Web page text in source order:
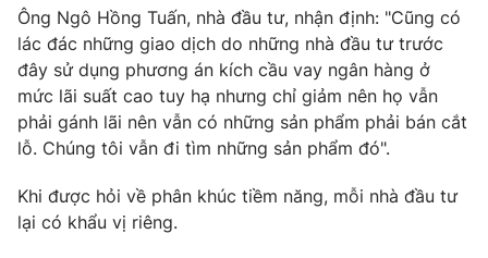
Ông Ngô Hồng Tuấn, nhà đầu tư, nhận định: "Cũng có
lác đác những giao dịch do những nhà đầu tư trước
đây sử dụng phương án kích cầu vay ngân hàng ở
mức lãi suất cao tuy hạ nhưng chỉ giảm nên họ vẫn
phải gánh lãi nên vẫn có những sản phẩm phải bán cắt
lỗ. Chúng tôi vẫn đi tìm những sản phẩm đó".
Khi được hỏi về phân khúc tiềm năng, mỗi nhà đầu tư
lại có khẩu vị riêng.